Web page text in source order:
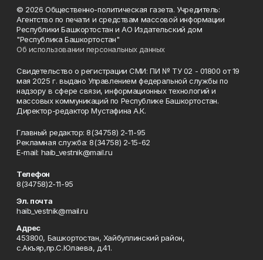
© 2026 Общественно-политическая газета. Учредитель:
Агентство по печати и средствам массовой информации
Республики Башкортостан и АО Издательский дом
"Республика Башкортостан"
Об использовании персональных данных
Свидетельство о регистрации СМИ: ПИ № ТУ 02 - 01800 от 19
мая 2025 г. выдано Управлением федеральной службы по
надзору в сфере связи, информационных технологий и
массовых коммуникаций по Республике Башкортостан.
Директор-редактор Мустафина А.К.
Главный редактор: 8(34758) 2-11-95
Рекламная служба: 8(34758) 2-15-62
Е-mаil: haib_vestnik@mail.ru
Телефон
8(34758)2-11-95
Эл. почта
haib_vestnik@mail.ru
Адрес
453800, Башкортостан, Хайбуллинский район,
с.Акъяр,пр.С.Юлаева, д.41.